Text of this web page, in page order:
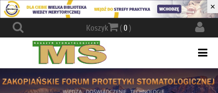
×
Koszyk (0)